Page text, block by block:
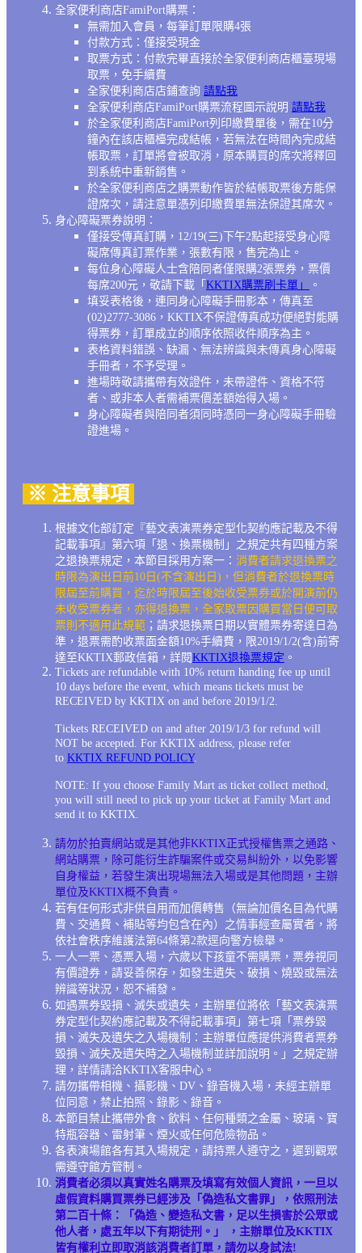
全家便利商店FamiPort購票：
無需加入會員，每筆訂單限購4張
付款方式：僅接受現金
取票方式：付款完畢直接於全家便利商店櫃臺現場
取票，免手續費
全家便利商店店鋪查詢 請點我
全家便利商店FamiPort購票流程圖示說明 請點我
於全家便利商店FamiPort列印繳費單後，需在10分
鐘內在該店櫃檯完成結帳，若無法在時間內完成結
帳取票，訂單將會被取消，原本購買的席次將釋回
到系統中重新銷售。
於全家便利商店之購票動作皆於結帳取票後方能保
證席次，請注意單憑列印繳費單無法保證其席次。
身心障礙票券說明：
僅接受傳真訂購，12/19(三)下午2點起接受身心障
礙席傳真訂票作業，張數有限，售完為止。
每位身心障礙人士含陪同者僅限購2張票券，票價
每席200元，敬請下載「 KKTIX購票刷卡單」
。
填妥表格後，連同身心障礙手冊影本，傳真至
(02)2777-3086，KKTIX不保證傳真成功便絕對能購
得票券，訂單成立的順序依照收件順序為主。
表格資料錯誤、缺漏、無法辨識與未傳真身心障礙
手冊者，不予受理。
進場時敬請攜帶有效證件，未帶證件、資格不符
者、或非本人者需補票價差額始得入場。
身心障礙者與陪同者須同時憑同一身心障礙手冊驗
證進場。
※ 注意事項
根據文化部訂定『藝文表演票券定型化契約應記載及不得
記載事項』第六項「退、換票機制」之規定共有四種方案
之退換票規定，本節目採用方案一： 消費者請求退換票之
時限為演出日前10日(不含演出日)，但消費者於退換票時
限屆至前購買，迄於時限屆至後始收受票券或於開演前仍
未收受票券者，亦得退換票，全家取票因購買當日便可取
票則不適用此規範 ；請求退換票日期以實體票券寄達日為
準，退票需酌收票面金額10%手續費，限2019/1/2(含)前寄
達至KKTIX郵政信箱，詳閱KKTIX退換票規定 。
Tickets are refundable with 10% return handing fee up until
10 days before the event, which means tickets must be
RECEIVED by KKTIX on and before 2019/1/2.
Tickets RECEIVED on and after 2019/1/3 for refund will
NOT be accepted. For KKTIX address, please refer
to KKTIX REFUND POLICY.
NOTE: If you choose Family Mart as ticket collect method,
you will still need to pick up your ticket at Family Mart and
send it to KKTIX.
請勿於拍賣網站或是其他非KKTIX正式授權售票之通路、
網站購票，除可能衍生詐騙案件或交易糾紛外，以免影響
自身權益，若發生演出現場無法入場或是其他問題，主辦
單位及KKTIX概不負責。
若有任何形式非供自用而加價轉售（無論加價名目為代購
費、交通費、補貼等均包含在內）之情事經查屬實者，將
依社會秩序維護法第64條第2款逕向警方檢舉。
一人一票、憑票入場，六歲以下孩童不需購票，票券視同
有價證券，請妥善保存，如發生遺失、破損、燒毀或無法
辨識等狀況，恕不補發。
如遇票券毀損、滅失或遺失，主辦單位將依「藝文表演票
券定型化契約應記載及不得記載事項」第七項「票券毀
損、滅失及遺失之入場機制：主辦單位應提供消費者票券
毀損、滅失及遺失時之入場機制並詳加說明。」之規定辦
理，詳情請洽KKTIX客服中心。
請勿攜帶相機、攝影機、DV、錄音機入場，未經主辦單
位同意，禁止拍照、錄影、錄音。
本節目禁止攜帶外食、飲料、任何種類之金屬、玻璃、寶
特瓶容器、雷射筆、煙火或任何危險物品。
各表演場館各有其入場規定，請持票人遵守之，遲到觀眾
需遵守館方管制。
消費者必須以真實姓名購票及填寫有效個人資訊，一旦以
虛假資料購買票券已經涉及「偽造私文書罪」，依照刑法
第二百十條：「偽造、變造私文書，足以生損害於公眾或
他人者，處五年以下有期徒刑。」 ，主辦單位及KKTIX
皆有權利立即取消該消費者訂單，請勿以身試法!